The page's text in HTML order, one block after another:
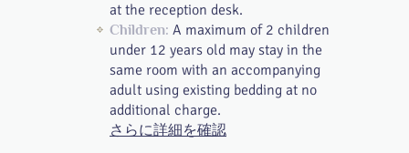
at the reception desk.
Children: A maximum of 2 children
under 12 years old may stay in the
same room with an accompanying
adult using existing bedding at no
additional charge.
さらに詳細を確認